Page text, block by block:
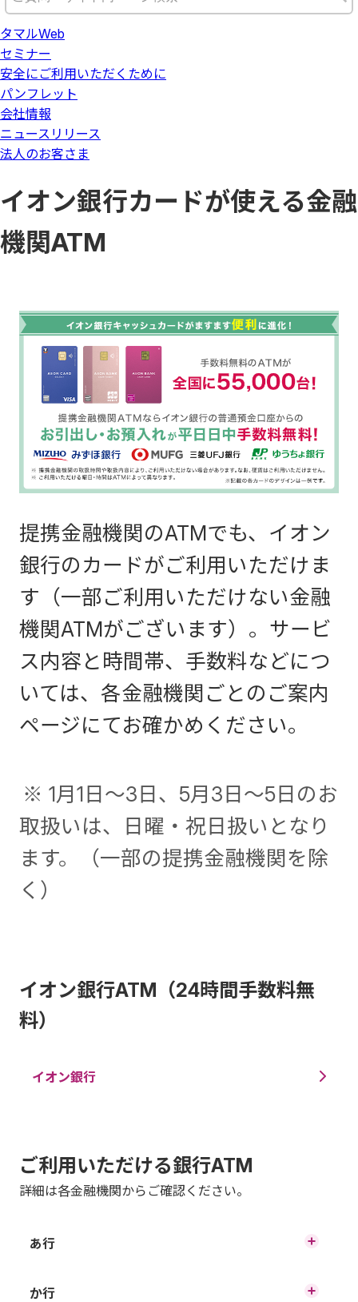
タマルWeb
セミナー
安全にご利用いただくために
パンフレット
会社情報
ニュースリリース
法人のお客さま
イオン銀行カードが使える金融
機関ATM
提携金融機関のATMでも、イオン
銀行のカードがご利用いただけま
す（一部ご利用いただけない金融
機関ATMがございます）。サービ
ス内容と時間帯、手数料などにつ
いては、各金融機関ごとのご案内
ページにてお確かめください。
※ 1月1日～3日、5月3日～5日のお
取扱いは、日曜・祝日扱いとなり
ます。（一部の提携金融機関を除
く）
イオン銀行ATM（24時間手数料無
料）
イオン銀行
ご利用いただける銀行ATM
詳細は各金融機関からご確認ください。
あ行
あいち銀行（時間内無料）
か行